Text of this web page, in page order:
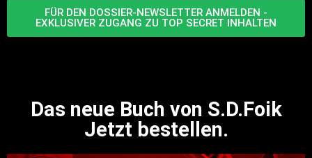
FÜR DEN DOSSIER-NEWSLETTER ANMELDEN -
EXKLUSIVER ZUGANG ZU TOP SECRET INHALTEN
Das neue Buch von S.D.Foik
Jetzt bestellen.